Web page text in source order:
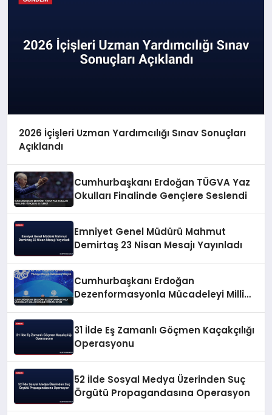
2026 İçişleri Uzman Yardımcılığı Sınav Sonuçları
Açıklandı
Cumhurbaşkanı Erdoğan TÜGVA Yaz
Okulları Finalinde Gençlere Seslendi
Emniyet Genel Müdürü Mahmut
Demirtaş 23 Nisan Mesajı Yayınladı
Cumhurbaşkanı Erdoğan
Dezenformasyonla Mücadeleyi Millî
31 İlde Eş Zamanlı Göçmen Kaçakçılığı
Operasyonu
52 İlde Sosyal Medya Üzerinden Suç
Örgütü Propagandasına Operasyon